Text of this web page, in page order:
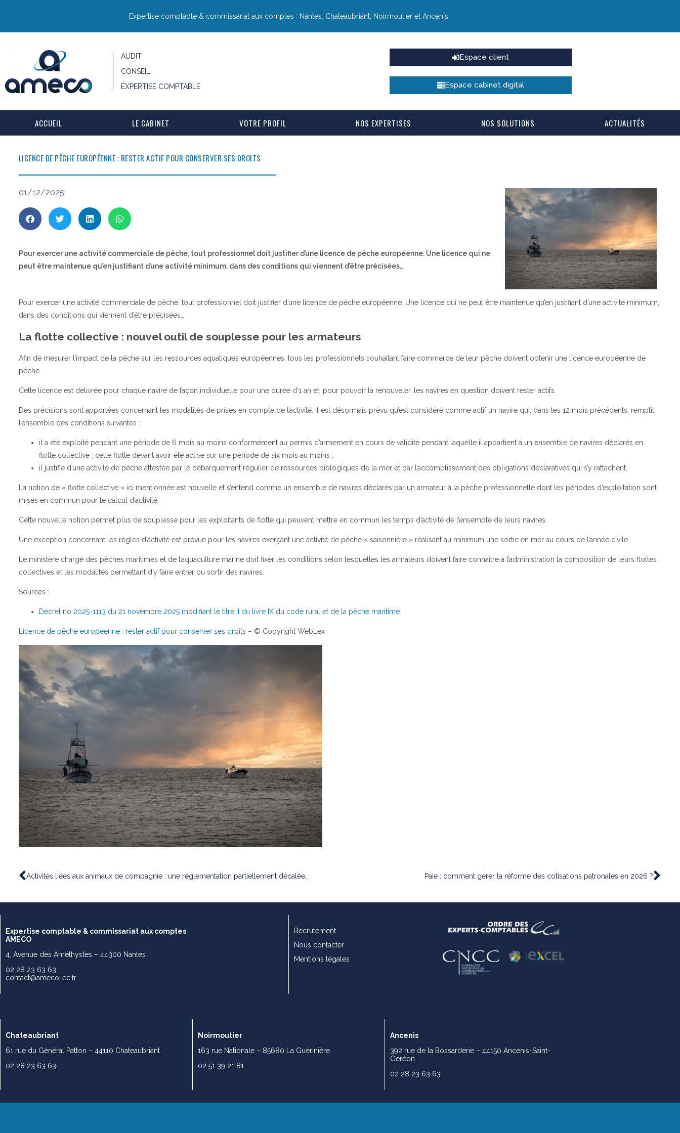
Expertise comptable & commissariat aux comptes : Nantes, Chateaubriant, Noirmoutier et Ancenis
AUDIT
CONSEIL
EXPERTISE COMPTABLE
Espace client
Espace cabinet digital
ACCUEIL LE CABINET VOTRE PROFIL NOS EXPERTISES NOS SOLUTIONS ACTUALITÉS
LICENCE DE PÊCHE EUROPÉENNE : RESTER ACTIF POUR CONSERVER SES DROITS
01/12/2025
Pour exercer une activité commerciale de pêche, tout professionnel doit justifier d’une licence de pêche européenne. Une licence qui ne
peut être maintenue qu’en justifiant d’une activité minimum, dans des conditions qui viennent d’être précisées…
Pour exercer une activité commerciale de pêche, tout professionnel doit justifier d’une licence de pêche européenne. Une licence qui ne peut être maintenue qu’en justifiant d’une activité minimum,
dans des conditions qui viennent d’être précisées…
La flotte collective : nouvel outil de souplesse pour les armateurs
Afin de mesurer l’impact de la pêche sur les ressources aquatiques européennes, tous les professionnels souhaitant faire commerce de leur pêche doivent obtenir une licence européenne de
pêche.
Cette licence est délivrée pour chaque navire de façon individuelle pour une durée d’1 an et, pour pouvoir la renouveler, les navires en question doivent rester actifs.
Des précisions sont apportées concernant les modalités de prises en compte de l’activité. Il est désormais prévu qu’est considéré comme actif un navire qui, dans les 12 mois précédents, remplit
l’ensemble des conditions suivantes :
il a été exploité pendant une période de 6 mois au moins conformément au permis d’armement en cours de validité pendant laquelle il appartient à un ensemble de navires déclarés en
flotte collective ; cette flotte devant avoir été active sur une période de six mois au moins ;
il justifie d’une activité de pêche attestée par le débarquement régulier de ressources biologiques de la mer et par l’accomplissement des obligations déclaratives qui s’y rattachent.
La notion de « flotte collective » ici mentionnée est nouvelle et s’entend comme un ensemble de navires déclarés par un armateur à la pêche professionnelle dont les périodes d’exploitation sont
mises en commun pour le calcul d’activité.
Cette nouvelle notion permet plus de souplesse pour les exploitants de flotte qui peuvent mettre en commun les temps d’activité de l’ensemble de leurs navires.
Une exception concernant les règles d’activité est prévue pour les navires exerçant une activité de pêche « saisonnière » réalisant au minimum une sortie en mer au cours de l’année civile.
Le ministère chargé des pêches maritimes et de l’aquaculture marine doit fixer les conditions selon lesquelles les armateurs doivent faire connaitre à l’administration la composition de leurs flottes
collectives et les modalités permettant d’y faire entrer ou sortir des navires.
Sources :
Décret no 2025-1113 du 21 novembre 2025 modifiant le titre II du livre IX du code rural et de la pêche maritime
Licence de pêche européenne : rester actif pour conserver ses droits – © Copyright WebLex
Activités liées aux animaux de compagnie : une réglementation partiellement décalée… Paie : comment gérer la réforme des cotisations patronales en 2026 ?
Expertise comptable & commissariat aux comptes
AMECO
4, Avenue des Améthystes – 44300 Nantes
02 28 23 63 63
contact@ameco-ec.fr
Recrutement
Nous contacter
Mentions légales
Chateaubriant
61 rue du Général Patton – 44110 Chateaubriant
02 28 23 63 63
Noirmoutier
163 rue Nationale – 85680 La Guérinière
02 51 39 21 81
Ancenis
392 rue de la Bossarderie – 44150 Ancenis-Saint-
Géréon
02 28 23 63 63